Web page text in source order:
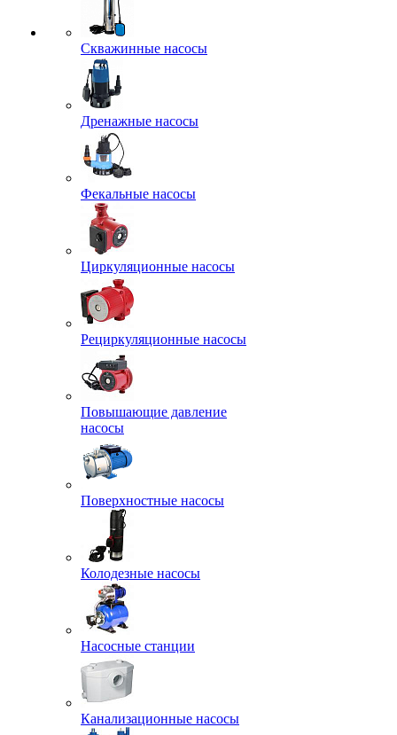
Скважинные насосы
Дренажные насосы
Фекальные насосы
Циркуляционные насосы
Рециркуляционные насосы
Повышающие давление
насосы
Поверхностные насосы
Колодезные насосы
Насосные станции
Канализационные насосы